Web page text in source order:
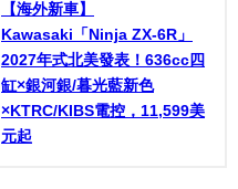
【海外新車】
Kawasaki「Ninja ZX-6R」
2027年式北美發表！636cc四
缸×銀河銀/暮光藍新色
×KTRC/KIBS電控，11,599美
元起